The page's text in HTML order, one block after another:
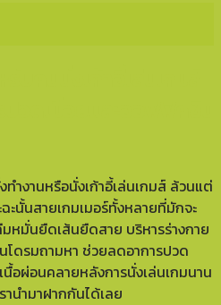
ทำงานหรือนั่งเก้าอี้เล่นเกมส์ ล้วนแต่
ะนั้นสายเกมเมอร์ทั้งหลายที่มักจะ
หมั่นยืดเส้นยืดสาย บริหารร่างกาย
โดรมถามหา ช่วยลดอาการปวด
อผ่อนคลายหลังการนั่งเล่นเกมนาน
านำมาฝากกันได้เลย